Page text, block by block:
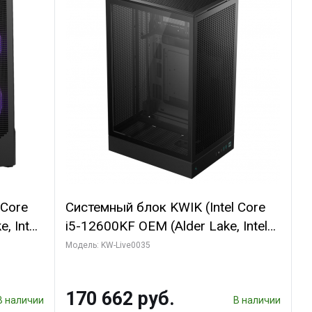
Intel
наличии
Системный блок KWIK (Intel Core
i5-12600KF OEM (Alder Lake, Intel
7, C10 4EC/6PC// 64 ГБ ОЗУ/ Ninja
SSD)
Модель: KW-Live0035
170 662 руб. В наличии